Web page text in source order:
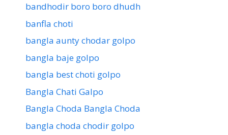
bandhodir boro boro dhudh
banfla choti
bangla aunty chodar golpo
bangla baje golpo
bangla best choti golpo
Bangla Chati Galpo
Bangla Choda Bangla Choda
bangla choda chodir golpo